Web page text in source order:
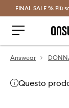
FINAL SALE % Più
Answear
Questo